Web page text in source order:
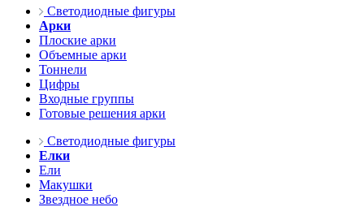
Светодиодные фигуры
Арки
Плоские арки
Объемные арки
Тоннели
Цифры
Входные группы
Готовые решения арки
Светодиодные фигуры
Елки
Ели
Макушки
Звездное небо